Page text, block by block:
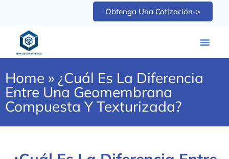
Obtenga Una Cotización->
Home » ¿Cuál Es La Diferencia
Entre Una Geomembrana
Compuesta Y Texturizada?